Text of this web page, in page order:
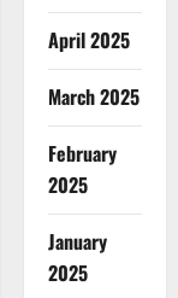
April 2025
March 2025
February
2025
January
2025